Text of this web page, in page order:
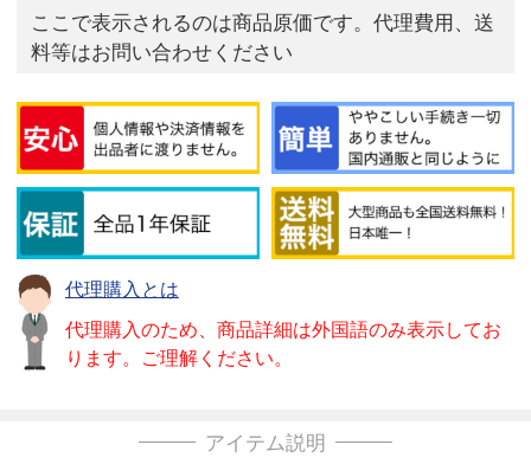
ここで表示されるのは商品原価です。代理費用、送
料等はお問い合わせください
代理購入とは
代理購入のため、商品詳細は外国語のみ表示してお
ります。ご理解ください。
アイテム説明